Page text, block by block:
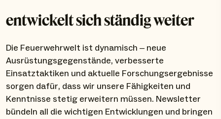
entwickelt sich ständig weiter
Die Feuerwehrwelt ist dynamisch – neue
Ausrüstungsgegenstände, verbesserte
Einsatztaktiken und aktuelle Forschungsergebnisse
sorgen dafür, dass wir unsere Fähigkeiten und
Kenntnisse stetig erweitern müssen. Newsletter
bündeln all die wichtigen Entwicklungen und bringen